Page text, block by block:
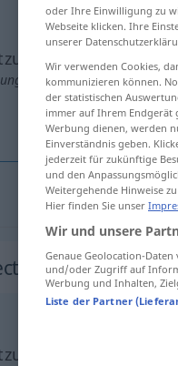
anklicken/antippen)
oder Ihre Einwilligung zu
Webseite klicken. Ihre
unserer
Wir verwenden Cookies,
kommunizieren können.
der statistischen
immer auf Ihrem Endgerät
Werbung dienen, werden
Einverständnis geben.
jederzeit für zukünftige
und den
Weitergehende Hinweise
Hier finden Sie unser
Wir und unsere
Genaue Geolocation-
und/oder Zugriff auf
Werbung und Inhalten,
Liste der Partner